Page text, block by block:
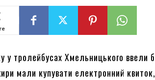
тролейбусах Хмельницького ввели
мали купувати електронний